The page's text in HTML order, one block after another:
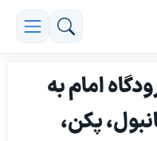
امام به
پکن،